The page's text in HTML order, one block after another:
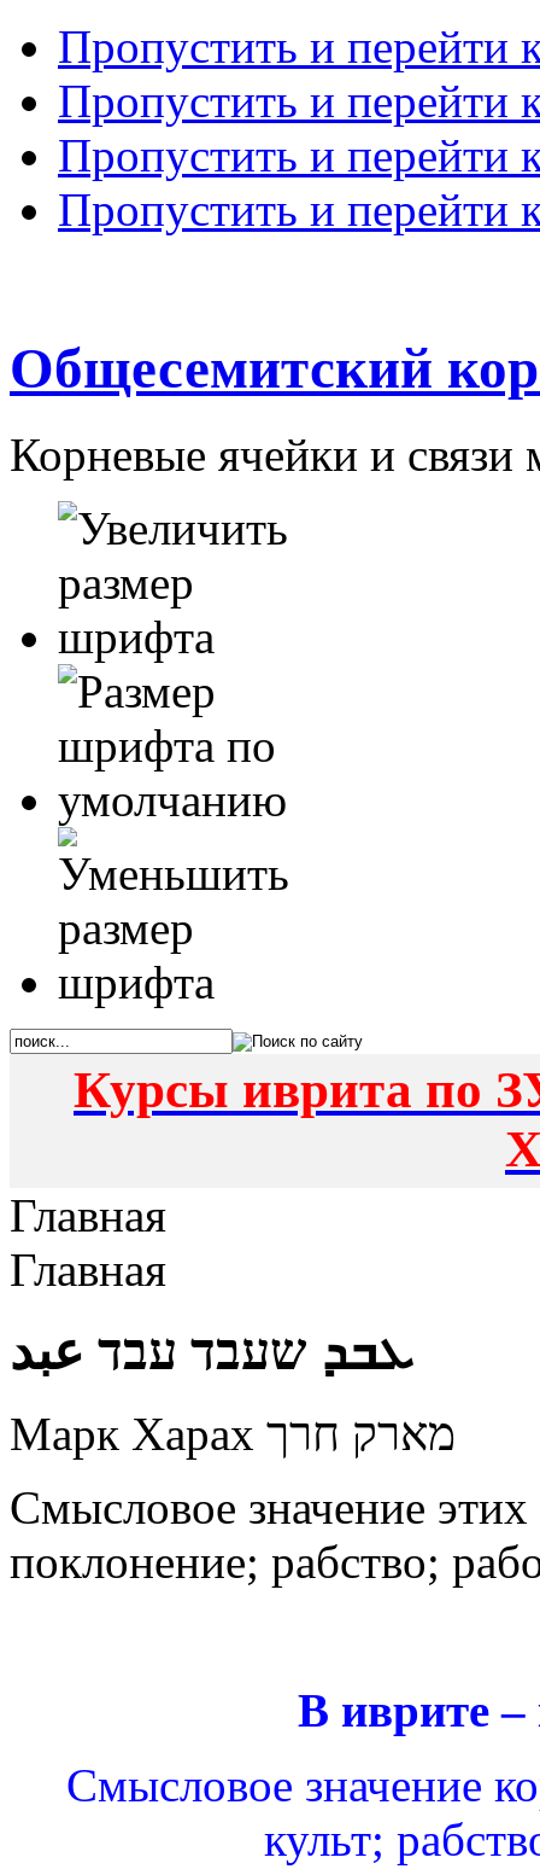
Пропустить и перейти
Пропустить и перейти
Пропустить и перейти
Пропустить и перейти
Общесемитский
Корневые ячейки и
Курсы иврита по
Главная
Главная
ܥܒܕ שעבד עבד عبد
Марк Харах מארק חרך
Смысловое значение
поклонение; рабство;
В иврите
Смысловое значение
культ;